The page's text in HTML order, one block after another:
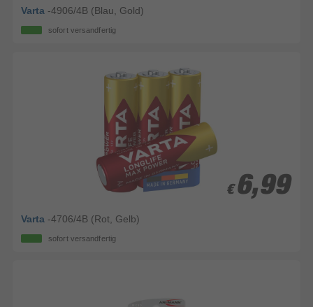
Varta -4906/4B (Blau, Gold)
sofort versandfertig
€ 6,99
€ 6,99
Varta -4706/4B (Rot, Gelb)
sofort versandfertig